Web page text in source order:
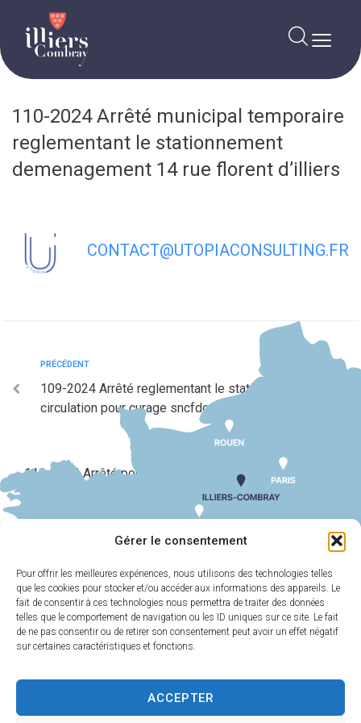
Gérer le consentement
Pour offrir les meilleures expériences, nous utilisons des technologies telles
que les cookies pour stocker et/ou accéder aux informations des appareils. Le
fait de consentir à ces technologies nous permettra de traiter des données
telles que le comportement de navigation ou les ID uniques sur ce site. Le fait
de ne pas consentir ou de retirer son consentement peut avoir un effet négatif
sur certaines caractéristiques et fonctions.
ACCEPTER
110-2024 Arrêté municipal temporaire
reglementant le stationnement
demenagement 14 rue florent d’illiers
CONTACT@UTOPIACONSULTING.FR
PRÉCÉDENT
109-2024 Arrêté reglementant le stationnement et la
circulation pour curage sncfdocx2
111-2024 Arrêté portant autorisation d’ouverture d’un
debit de boissons temporaire marcel festoch
HORAIRES
D'OUVERTURE
Du lundi au
vendredi :9h00-
17h30
MAIRIE
D'ILLIERS-
COMBRAY
11 Rue Philebert
Poulain
Combray
02 37 24 00 05